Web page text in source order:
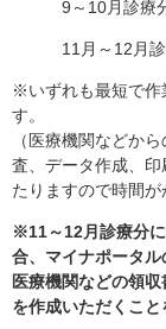
9～10月診療
11月～12月診
※いずれも最短で作
す。
（医療機関などか
査、データ作成、
たりますので時間が
※11～12月診療分
合、マイナポータ
医療機関などの領
を作成いただくこと